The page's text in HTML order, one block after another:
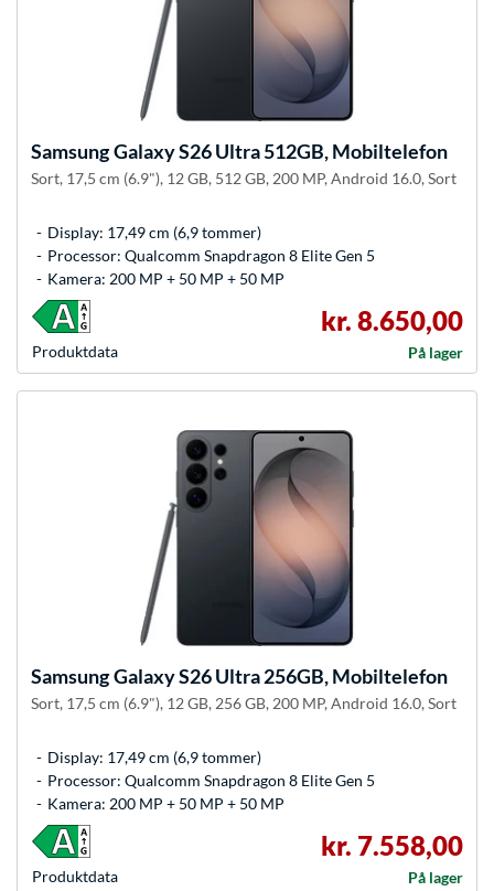
SamsungGalaxy S26 Ultra 512GB, Mobiltelefon
Sort, 17,5 cm (6.9"), 12 GB, 512 GB, 200 MP, Android 16.0, Sort
Display: 17,49 cm (6,9 tommer)
Processor: Qualcomm Snapdragon 8 Elite Gen 5
Kamera: 200 MP + 50 MP + 50 MP
Produkt­data
kr. 8.650,00
På lager
SamsungGalaxy S26 Ultra 256GB, Mobiltelefon
Sort, 17,5 cm (6.9"), 12 GB, 256 GB, 200 MP, Android 16.0, Sort
Display: 17,49 cm (6,9 tommer)
Processor: Qualcomm Snapdragon 8 Elite Gen 5
Kamera: 200 MP + 50 MP + 50 MP
Produkt­data
kr. 7.558,00
På lager